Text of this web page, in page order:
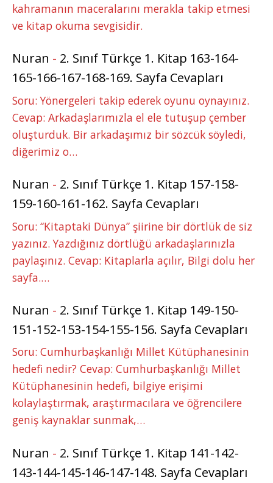
kahramanın maceralarını merakla takip etmesi
ve kitap okuma sevgisidir.
Nuran - 2. Sınıf Türkçe 1. Kitap 163-164-
165-166-167-168-169. Sayfa Cevapları
Soru: Yönergeleri takip ederek oyunu oynayınız.
Cevap: Arkadaşlarımızla el ele tutuşup çember
oluşturduk. Bir arkadaşımız bir sözcük söyledi,
diğerimiz o…
Nuran - 2. Sınıf Türkçe 1. Kitap 157-158-
159-160-161-162. Sayfa Cevapları
Soru: “Kitaptaki Dünya” şiirine bir dörtlük de siz
yazınız. Yazdığınız dörtlüğü arkadaşlarınızla
paylaşınız. Cevap: Kitaplarla açılır, Bilgi dolu her
sayfa.…
Nuran - 2. Sınıf Türkçe 1. Kitap 149-150-
151-152-153-154-155-156. Sayfa Cevapları
Soru: Cumhurbaşkanlığı Millet Kütüphanesinin
hedefi nedir? Cevap: Cumhurbaşkanlığı Millet
Kütüphanesinin hedefi, bilgiye erişimi
kolaylaştırmak, araştırmacılara ve öğrencilere
geniş kaynaklar sunmak,…
Nuran - 2. Sınıf Türkçe 1. Kitap 141-142-
143-144-145-146-147-148. Sayfa Cevapları